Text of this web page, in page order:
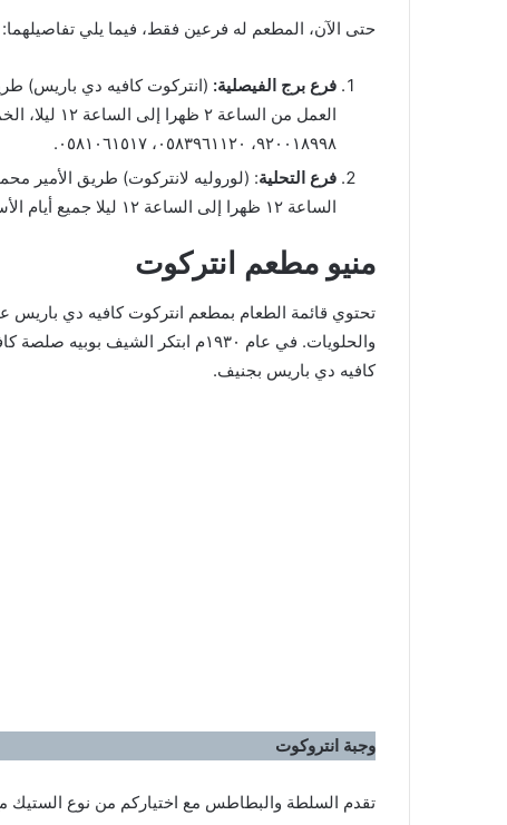
حتى الآن، المطعم له فرعين فقط، فيما يلي تفاصيلهما:
فرع برج الفيصلية:
٩٢٠٠١٨٩٩٨، ٠٥٨٣٩٦١١٢٠، ٠٥٨١٠٦١٥١٧.
فرع التحلية: (لوروليه لانتركوت) طريق الأمير
الساعة ١٢ ظهرا إلى الساعة ١٢ ليلا جميع أيام الأسبوع. رقم الهاتف ٠١١٤٦١٥٠٥٨.
منيو مطعم انتركوت
تحتوي قائمة الطعام بمطعم انتركوت كافيه دي
والحلويات. في عام ١٩٣٠م ابتكر
كافيه دي باريس بجنيف.
وجبة انتروكوت
تقدم السلطة والبطاطس مع اختياركم من نوع الستيك